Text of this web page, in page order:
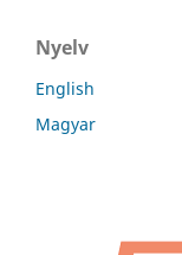
Nyelv
English
Magyar